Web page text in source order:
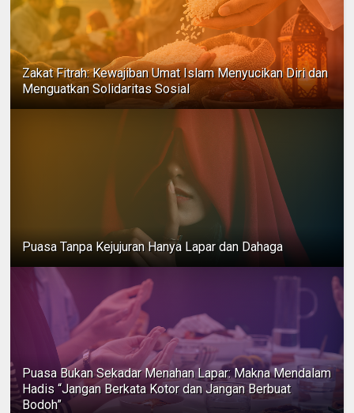
Zakat Fitrah: Kewajiban Umat Islam Menyucikan Diri dan
Menguatkan Solidaritas Sosial
Puasa Tanpa Kejujuran Hanya Lapar dan Dahaga
Puasa Bukan Sekadar Menahan Lapar: Makna Mendalam
Hadis “Jangan Berkata Kotor dan Jangan Berbuat
Bodoh”